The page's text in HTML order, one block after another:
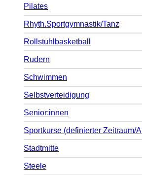
Pilates
Rhyth.Sportgymnastik/Tanz
Rollstuhlbasketball
Rudern
Schwimmen
Selbstverteidigung
Senior:innen
Sportkurse (definierter Zeitraum/
Stadtmitte
Steele